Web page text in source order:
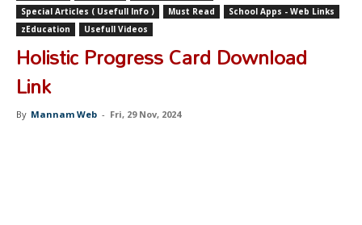
Special Articles ( Usefull Info )
Must Read
School Apps - Web Links
zEducation
Usefull Videos
Holistic Progress Card Download
Link
By Mannam Web - Fri, 29 Nov, 2024